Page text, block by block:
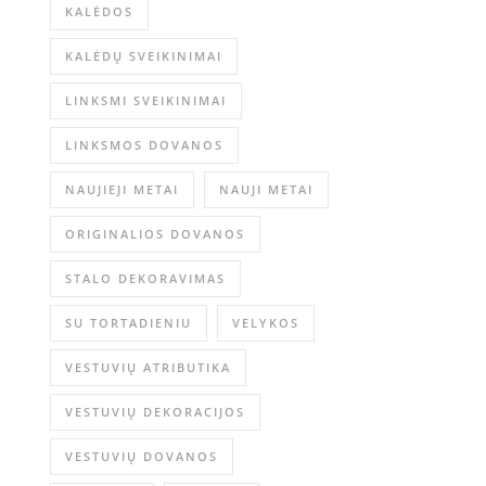
KALĖDOS
KALĖDŲ SVEIKINIMAI
LINKSMI SVEIKINIMAI
LINKSMOS DOVANOS
NAUJIEJI METAI NAUJI METAI
ORIGINALIOS DOVANOS
STALO DEKORAVIMAS
SU TORTADIENIU VELYKOS
VESTUVIŲ ATRIBUTIKA
VESTUVIŲ DEKORACIJOS
VESTUVIŲ DOVANOS